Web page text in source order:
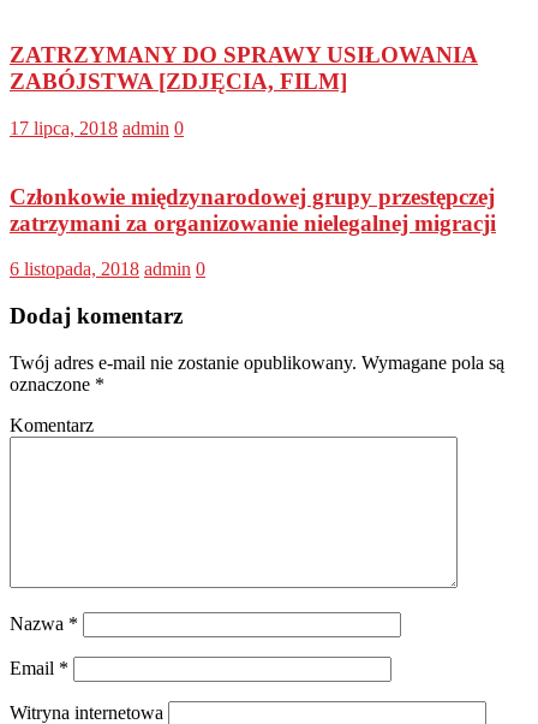
ZATRZYMANY DO SPRAWY USIŁOWANIA
ZABÓJSTWA [ZDJĘCIA, FILM]
17 lipca, 2018 admin 0
Członkowie międzynarodowej grupy przestępczej
zatrzymani za organizowanie nielegalnej migracji
6 listopada, 2018 admin 0
Dodaj komentarz
Twój adres e-mail nie zostanie opublikowany. Wymagane pola są
oznaczone *
Komentarz
Nazwa *
Email *
Witryna internetowa